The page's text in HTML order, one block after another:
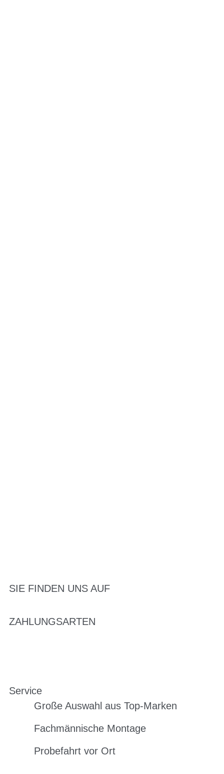
SIE FINDEN UNS AUF
ZAHLUNGSARTEN
Service
Große Auswahl aus Top-Marken
Fachmännische Montage
Probefahrt vor Ort